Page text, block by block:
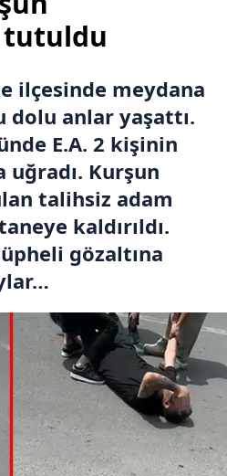
ilçesinde meydana
dolu anlar yaşattı.
E.A. 2 kişinin
uğradı. Kurşun
talihsiz adam
kaldırıldı.
gözaltına